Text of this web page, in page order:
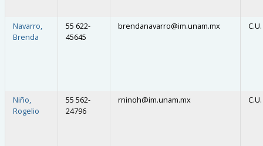
Navarro,
Brenda
55 622-
45645
brendanavarro@im.unam.mx C.U.
Niño,
Rogelio
55 562-
24796
rninoh@im.unam.mx C.U.